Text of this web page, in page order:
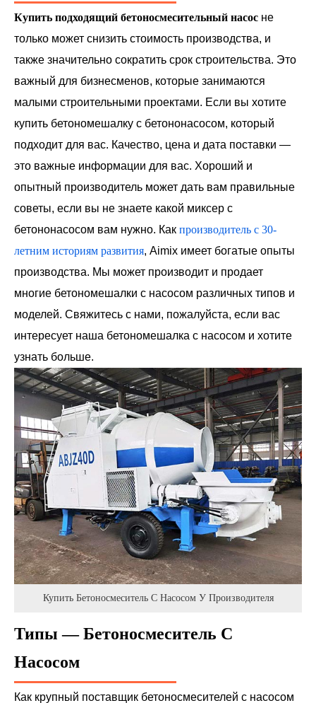
Купить подходящий бетоносмесительный насос не
только может снизить стоимость производства, и
также значительно сократить срок строительства. Это
важный для бизнесменов, которые занимаются
малыми строительными проектами. Если вы хотите
купить бетономешалку с бетононасосом, который
подходит для вас. Качество, цена и дата поставки —
это важные информации для вас. Хороший и
опытный производитель может дать вам правильные
советы, если вы не знаете какой миксер с
бетононасосом вам нужно. Как производитель с 30-
летним историям развития, Aimix имеет богатые опыты
производства. Мы может производит и продает
многие бетономешалки с насосом различных типов и
моделей. Свяжитесь с нами, пожалуйста, если вас
интересует наша бетономешалка с насосом и хотите
узнать больше.
Купить Бетоносмеситель С Насосом У Производителя
Типы — Бетоносмеситель С
Насосом
Как крупный поставщик бетоносмесителей с насосом